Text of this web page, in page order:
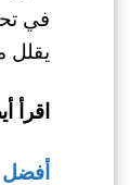
في
يقلل
اقرأ
أفضل